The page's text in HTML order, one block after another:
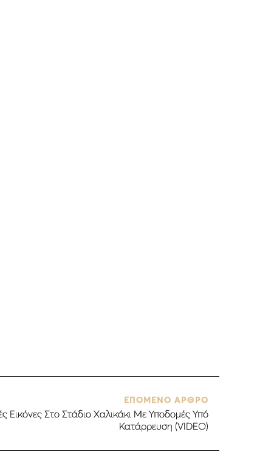
ΕΠΟΜΕΝΟ ΑΡΘΡΟ
Εικόνες Στο Στάδιο Χαλικάκι Με Υποδομές Υπό
Κατάρρευση (VIDEO)